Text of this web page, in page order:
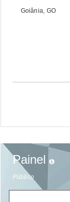
Goiânia, GO
Painel
Público